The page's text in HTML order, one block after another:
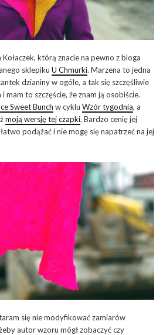
którą znacie na pewno z bloga
sklepiku U Chmurki. Marzena to jedna
dzianiny w ogóle, a tak się szczęśliwie
i mam to szczęście, że znam ją osobiście.
Sweet Bunch w cyklu Wzór tygodnia, a
moją wersję tej czapki. Bardzo cenię jej
podążać i nie mogę się napatrzeć na jej
się nie modyfikować zamiarów
autor wzoru mógł zobaczyć czy